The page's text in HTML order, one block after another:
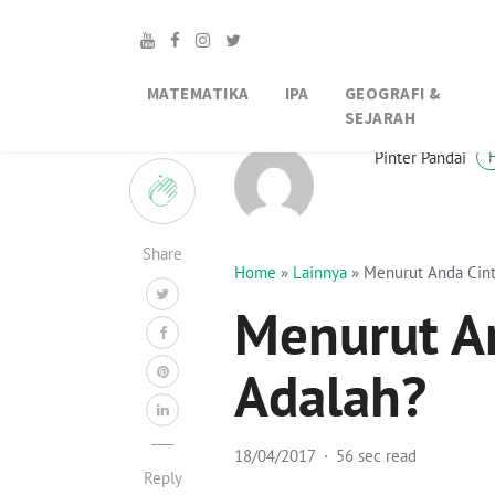
MATEMATIKA IPA
GEOGRAFI &
SEJARAH
Share
Reply
Pinter Pandai
Home » Lainnya » Menurut Anda
Menurut
Adalah?
18/04/2017 56 sec read